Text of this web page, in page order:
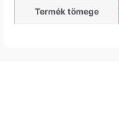
Termék tömege